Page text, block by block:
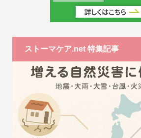
ストーマケア.net 特集記事